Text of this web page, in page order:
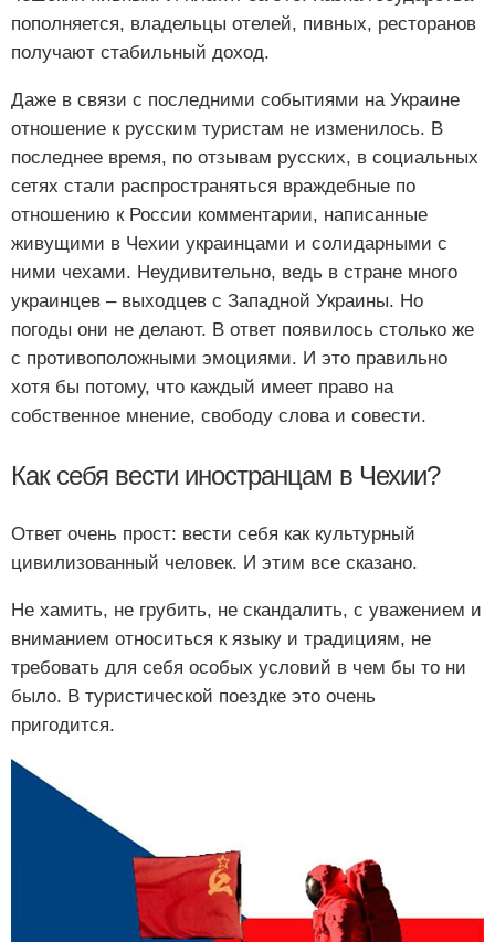
пополняется, владельцы отелей, пивных, ресторанов
получают стабильный доход.
Даже в связи с последними событиями на Украине
отношение к русским туристам не изменилось. В
последнее время, по отзывам русских, в социальных
сетях стали распространяться враждебные по
отношению к России комментарии, написанные
живущими в Чехии украинцами и солидарными с
ними чехами. Неудивительно, ведь в стране много
украинцев – выходцев с Западной Украины. Но
погоды они не делают. В ответ появилось столько же
с противоположными эмоциями. И это правильно
хотя бы потому, что каждый имеет право на
собственное мнение, свободу слова и совести.
Как себя вести иностранцам в Чехии?
Ответ очень прост: вести себя как культурный
цивилизованный человек. И этим все сказано.
Не хамить, не грубить, не скандалить, с уважением и
вниманием относиться к языку и традициям, не
требовать для себя особых условий в чем бы то ни
было. В туристической поездке это очень
пригодится.